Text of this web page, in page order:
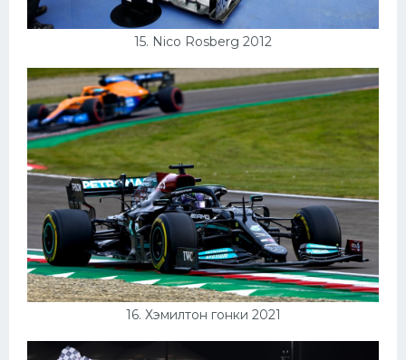
15. Nico Rosberg 2012
16. Хэмилтон гонки 2021